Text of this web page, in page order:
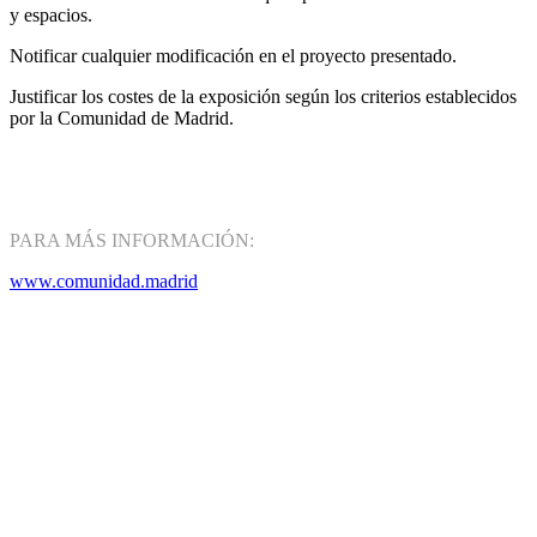
y espacios.
Notificar cualquier modificación en el proyecto presentado.
Justificar los costes de la exposición según los criterios establecidos
por la Comunidad de Madrid.
PARA MÁS INFORMACIÓN:
www.comunidad.madrid